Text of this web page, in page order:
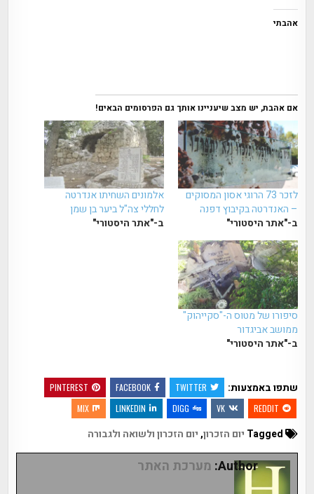
אהבתי
אם אהבת, יש מצב שיעניינו אותך גם הפרסומים הבאים!
לזכר 73 הרוגי אסון המסוקים
– האנדרטה בקיבוץ דפנה
ב-"אתר היסטורי"
אלמונים השחיתו אנדרטה
לחללי צה"ל ביער בן שמן
ב-"אתר היסטורי"
סיפורו של מטוס ה-"סקייהוק"
ממושב אביגדור
ב-"אתר היסטורי"
שתפו באמצעות: TWITTER
FACEBOOK
PINTEREST
REDDIT
VK
DIGG
LINKEDIN
MIX
יום הזכרון,יום הזכרון ולשואה ולגבורה
Author: מערכת האתר